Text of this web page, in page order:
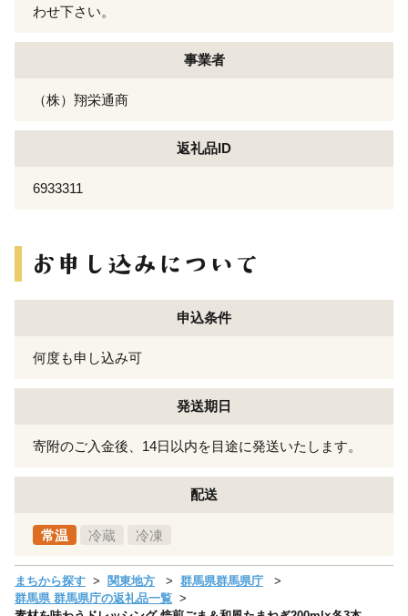
わせ下さい。
事業者
（株）翔栄通商
返礼品ID
6933311
申込条件
何度も申し込み可
発送期日
寄附のご入金後、14日以内を目途に発送いたします。
配送
常温 冷蔵 冷凍
まちから探す 関東地方
群馬県群馬県庁
群馬県 群馬県庁の返礼品一覧